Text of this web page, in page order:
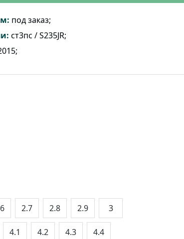
под заказ;
ст3пс / S235JR;
2.7 2.8 2.9 3
4.1 4.2 4.3 4.4